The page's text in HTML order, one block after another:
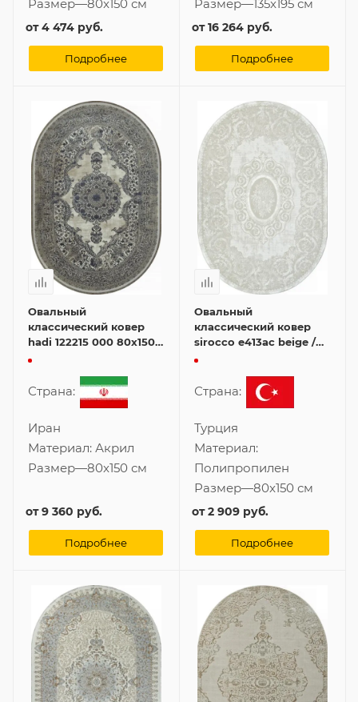
Размер—80x150 см
от4 474 руб.
Подробнее
Размер—135x195 см
от16 264 руб.
Подробнее
Овальный
классический ковер
hadi 122215 000 80x150
см
Страна:
Иран
Материал: Акрил
Размер—80x150 см
от9 360 руб.
Подробнее
Овальный
классический ковер
sirocco e413ac beige /
white 80x150 см
Страна:
Турция
Материал:
Полипропилен
Размер—80x150 см
от2 909 руб.
Подробнее